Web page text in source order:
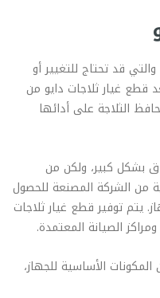
قد تحتاج للتغيير أو
قطع غيار ثلاجات دايو من
الثلاجة على أدائها
بشكل كبير، ولكن من
من الشركة المصنعة للحصول
يتم توفير قطع غيار ثلاجات
الصيانة المعتمدة.
الأساسية للجهاز،